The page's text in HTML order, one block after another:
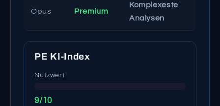
Opus Premium
Komplexeste
Analysen
PE KI-Index
Nutzwert
9/10